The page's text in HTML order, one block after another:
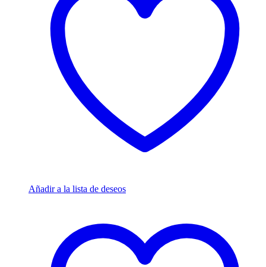
Añadir a la lista de deseos